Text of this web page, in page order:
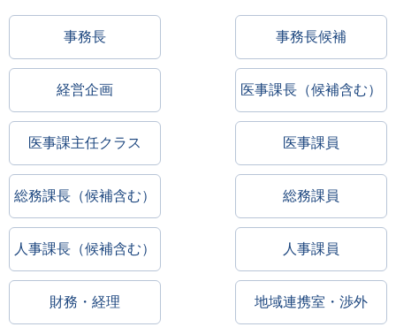
事務長 事務長候補
経営企画 医事課長（候補含む）
医事課主任クラス 医事課員
総務課長（候補含む） 総務課員
人事課長（候補含む） 人事課員
財務・経理 地域連携室・渉外